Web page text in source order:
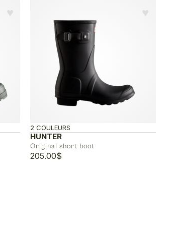
♥︎ ♥︎
HUNTER
Original short boot
2 COULEURS
205.00$